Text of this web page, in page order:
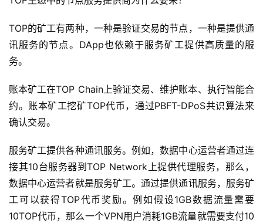
TOP的矿工有两种，一种是验证交易的节点，一种是提供通
讯服务的节点。DApp也依赖于服务矿工提供高质量的服
务。
账本矿工在TOP Chain上验证交易、维护账本、执行智能合
约。账本矿工挖矿TOP代币，通过PBFT-DPoS共识算法来
确认交易。
服务矿工提供各种通讯服务。例如，数据中心运营者通过连
接其10台服务器到TOP Network上提供代理服务，那么，
数据中心运营者就是服务矿工。通过提供通讯服务，服务矿
工可以获得TOP代币奖励。例如假设1GB数据流量需要
10TOP代币，那么一个VPN用户消耗1GB流量就需要支付10